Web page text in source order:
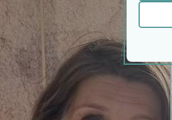
wp-
wp-
_fbc
_fbp
Deze